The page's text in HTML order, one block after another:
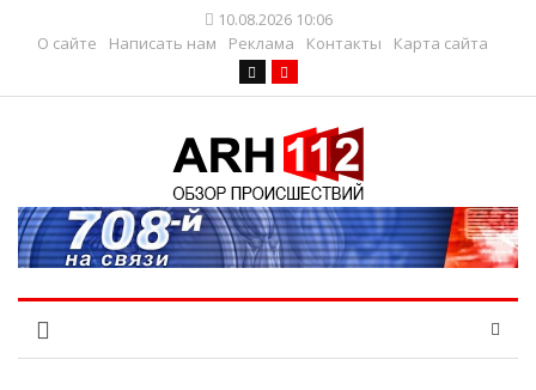
10.08.2026 10:06
О сайте
Написать нам Реклама Контакты Карта сайта